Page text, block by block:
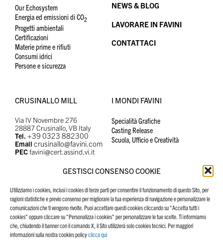
GESTISCI CONSENSO COOKIE
Utilizziamo i cookies, inclusi i cookies di terze parti per consentire il funzionamento di questo Sito, per
ragioni statistiche e previo consenso per migliorare la tua esperienza di navigazione e personalizzare le
comunicazioni che ti vengono rivolte. Puoi accettare questi cookies cliccando su "Accetta tutti i
cookies" oppure cliccare su "Personalizza i cookies" per personalizzare le tue scelte. Ti informiamo
che, chiudendo il banner con il comando X, il Sito utilizzerà solo cookies tecnici. Per maggiori
informazioni sulla nostra cookies policyclicca qui
Our Echosystem
Energia ed emissioni di CO2
Progetti ambientali
Certificazioni
Materie prime e rifiuti
Consumi idrici
Persone e sicurezza
NEWS & BLOG
LAVORARE IN FAVINI
CONTATTACI
CRUSINALLO MILL
Via IV Novembre 276
28887 Crusinallo, VB Italy
Tel. +39 0323 882300
Email crusinallo@favini.com
PECfavini@cert.assind.vi.it
I MONDI FAVINI
Specialità Grafiche
Casting Release
Scuola, Ufficio e Creatività
MANIFESTO
Il nostro Manifesto
SITI FAVINI
Specialità Grafiche
Scuola, Ufficio e Creatività